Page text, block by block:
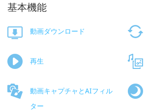
基本機能
動画ダウンロード
再生
動画キャプチャとAIフィル
ター